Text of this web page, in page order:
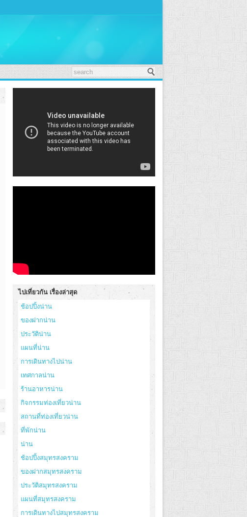
ไปเที่ยวกัน เรื่องล่าสุด
ช้อปปิ้งน่าน
ของฝากน่าน
ประวัติน่าน
แผนที่น่าน
การเดินทางไปน่าน
เทศกาลน่าน
ร้านอาหารน่าน
กิจกรรมท่องเที่ยวน่าน
สถานที่ท่องเที่ยวน่าน
ที่พักน่าน
น่าน
ช้อปปิ้งสมุทรสงคราม
ของฝากสมุทรสงคราม
ประวัติสมุทรสงคราม
แผนที่สมุทรสงคราม
การเดินทางไปสมุทรสงคราม